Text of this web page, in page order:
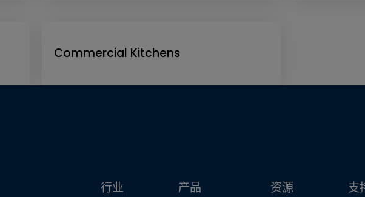
Commercial Kitchens
行业 产品 资源 支